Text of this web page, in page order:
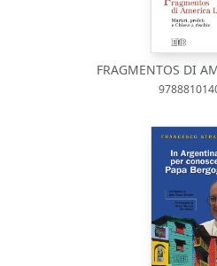
FRAGMENTOS DI